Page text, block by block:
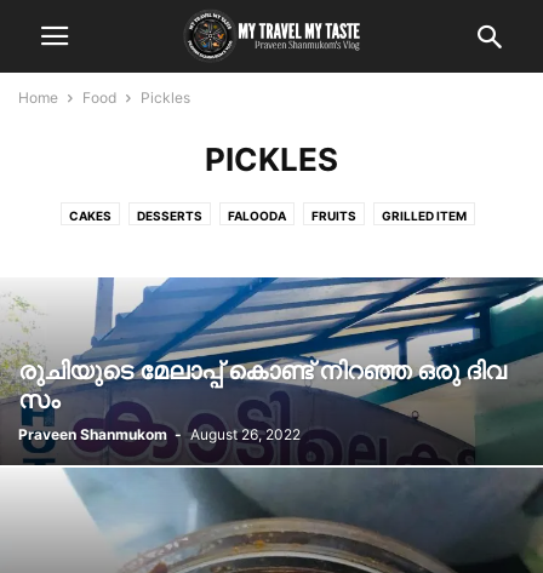
Home Food Pickles
PICKLES
CAKES DESSERTS FALOODA FRUITS GRILLED ITEM
NON VEGETARIAN NORTH INDIAN FOOD NUTS PAYASAM PICKLES
PIZZA SADYA SEA FOOD EATERIES SHAWARMA SIPUP
SNACKS SWEETS VEGETARIAN
രുചിയുടെ മേലാപ്പ് കൊണ്ട് നിറഞ്ഞ ഒരു ദിവ
സം
Praveen Shanmukom - August 26, 2022